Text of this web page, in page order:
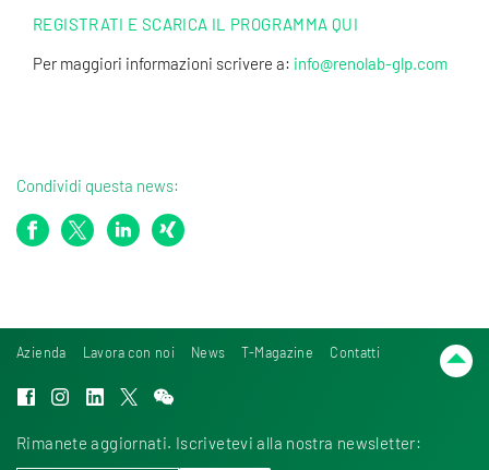
REGISTRATI E SCARICA IL PROGRAMMA QUI
Per maggiori informazioni scrivere a: info@renolab-glp.com
Condividi questa news:
Azienda Lavora con noi News T-Magazine Contatti
Rimanete aggiornati. Iscrivetevi alla nostra newsletter: